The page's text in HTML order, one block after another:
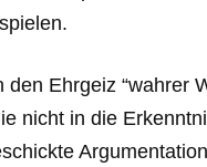
Ehrgeiz “wahrer
nicht in die